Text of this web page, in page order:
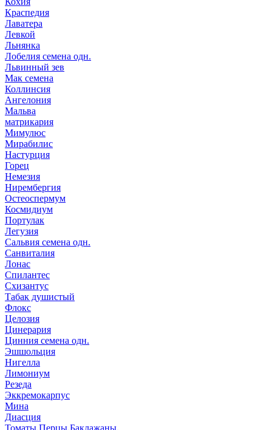
Краспедия
Лаватера
Левкой
Льнянка
Лобелия семена одн.
Львинный зев
Мак семена
Коллинсия
Ангелония
Мальва
матрикария
Мимулюс
Мирабилис
Настурция
Горец
Немезия
Нирембергия
Остеоспермум
Космидиум
Портулак
Легузия
Сальвия семена одн.
Санвиталия
Лонас
Спилантес
Схизантус
Табак душистый
Флокс
Целозия
Цинерария
Цинния семена одн.
Эшшольция
Нигелла
Лимониум
Резеда
Эккремокарпус
Мина
Диасция
Томаты.Перцы.Баклажаны.